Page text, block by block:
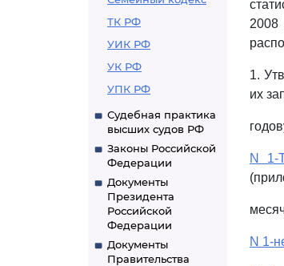
ТК РФ
УИК РФ
УК РФ
УПК РФ
Судебная практика
высших судов РФ
Законы Российской
Федерации
Документы
Президента
Российской
Федерации
Документы
Правительства
2008
1.
их
N 1-
N 1-